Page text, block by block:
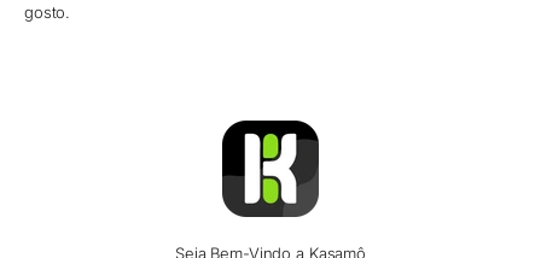
gosto.
Seja Bem-Vindo a Kasamô